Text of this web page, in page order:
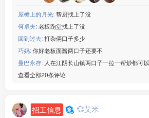
屋檐上的月光:帮厨找上了没
何卓夫:老板跑堂找上了没
回到过去:打杂俩口子多少
巧妈:你好老板面酱两口子还要不
曼巴永存: 人在江阴长山镇两口子一拉一帮炒都可以
查看全部20条评论
招工信息 💞艾米